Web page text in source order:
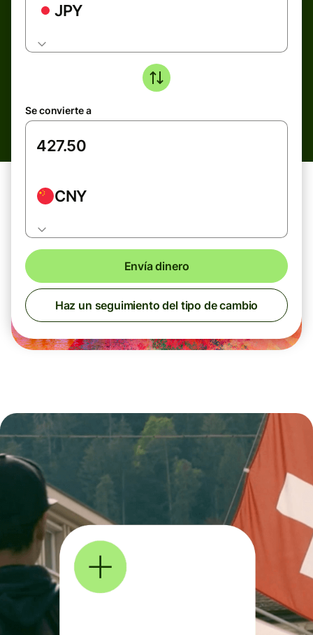
JPY
Se convierte a
CNY
Envía dinero
Haz un seguimiento del tipo de cambio